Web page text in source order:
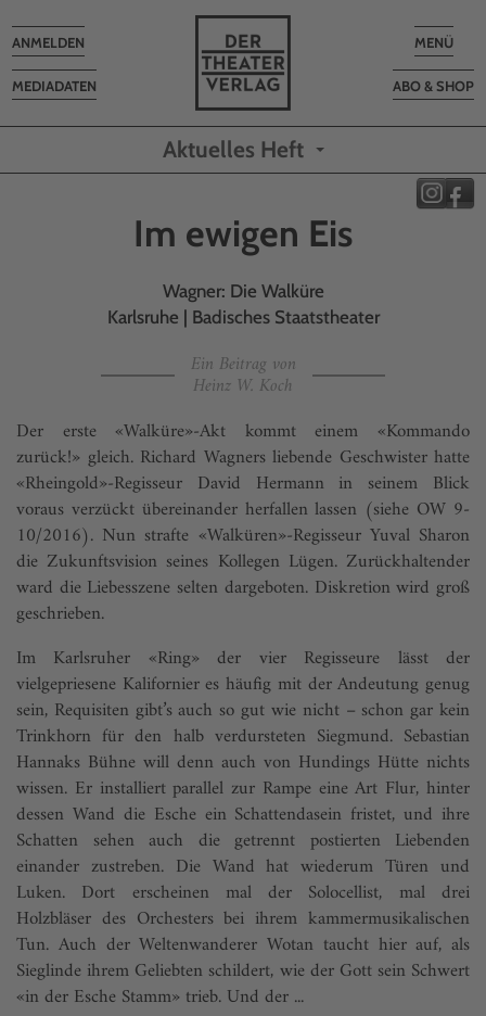
Toggle
MENÜ
ABO & SHOP
MEDIADATEN
Toggle
navigation
ANMELDEN
Aktuelles Heft
Im ewigen Eis
Wagner: Die Walküre
Karlsruhe | Badisches Staatstheater
Ein Beitrag von
Heinz W. Koch
Der erste «Walküre»-Akt kommt einem «Kommando
zurück!» gleich. Richard Wagners liebende Geschwister hatte
«Rheingold»-Regisseur David Hermann in seinem Blick
voraus verzückt übereinander herfallen lassen (siehe OW 9-
10/2016). Nun strafte «Walküren»-Regisseur Yuval Sharon
die Zukunftsvision seines Kollegen Lügen. Zurückhaltender
ward die Liebesszene selten dargeboten. Diskretion wird groß
geschrieben.
Im Karlsruher «Ring» der vier Regisseure lässt der
vielgepriesene Kalifornier es häufig mit der Andeutung genug
sein, Requisiten gibt’s auch so gut wie nicht – schon gar kein
Trinkhorn für den halb verdursteten Siegmund. Sebastian
Hannaks Bühne will denn auch von Hundings Hütte nichts
wissen. Er installiert parallel zur Rampe eine Art Flur, hinter
dessen Wand die Esche ein Schattendasein fristet, und ihre
Schatten sehen auch die getrennt postierten Liebenden
einander zustreben. Die Wand hat wiederum Türen und
Luken. Dort erscheinen mal der Solocellist, mal drei
Holzbläser des Orchesters bei ihrem kammermusikalischen
Tun. Auch der Weltenwanderer Wotan taucht hier auf, als
Sieglinde ihrem Geliebten schildert, wie der Gott sein Schwert
«in der Esche Stamm» trieb. Und der ...